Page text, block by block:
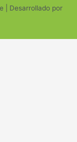
| Desarrollado por